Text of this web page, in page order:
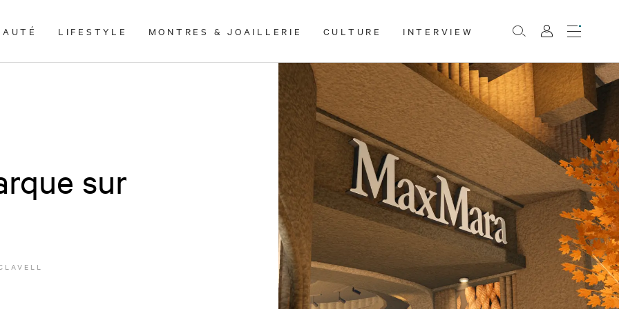
LIFESTYLE MONTRES & JOAILLERIE CULTURE INTERVIEW Rechercher
Mon
compte
Menu
sur